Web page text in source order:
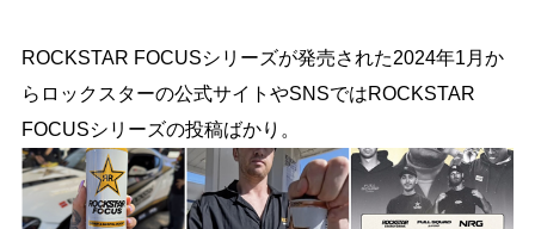
ROCKSTAR FOCUSシリーズが発売された2024年1月か
らロックスターの公式サイトやSNSではROCKSTAR
FOCUSシリーズの投稿ばかり。